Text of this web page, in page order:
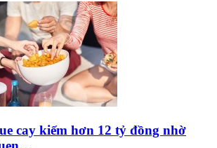
cay kiếm hơn 12 tỷ đồng nhờ